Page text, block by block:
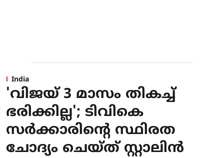
India
'വിജയ് 3 മാസം തികച്ച്
ഭരിക്കില്ല'; ടിവികെ
സര്‍ക്കാരിന്റെ സ്ഥിരത
ചോദ്യം ചെയ്ത് സ്റ്റാലിന്‍